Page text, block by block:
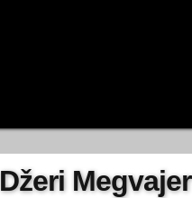
Džeri Megvajer